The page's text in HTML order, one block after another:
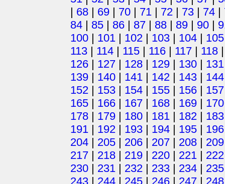
| 68 | 69 | 70 | 71 | 72 | 73 | 74 |
84 | 85 | 86 | 87 | 88 | 89 | 90 |
100 | 101 | 102 | 103 | 104 | 105
113 | 114 | 115 | 116 | 117 | 118
126 | 127 | 128 | 129 | 130 | 131
139 | 140 | 141 | 142 | 143 | 144
152 | 153 | 154 | 155 | 156 | 157
165 | 166 | 167 | 168 | 169 | 170
178 | 179 | 180 | 181 | 182 | 183
191 | 192 | 193 | 194 | 195 | 196
204 | 205 | 206 | 207 | 208 | 209
217 | 218 | 219 | 220 | 221 | 222
230 | 231 | 232 | 233 | 234 | 235
243 | 244 | 245 | 246 | 247 | 248